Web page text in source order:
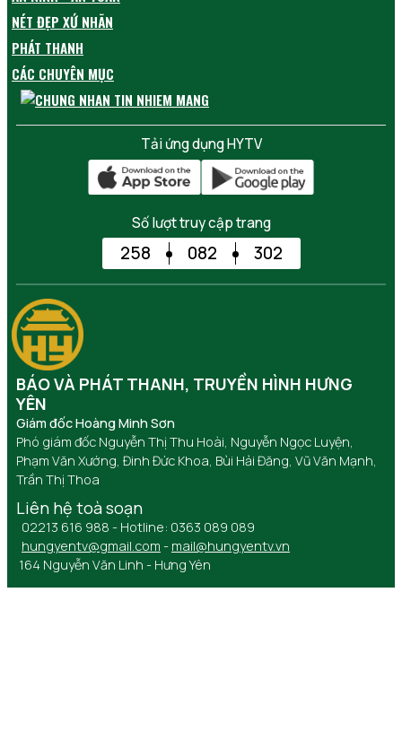
NÉT ĐẸP XỨ NHÃN
PHÁT THANH
CÁC CHUYÊN MỤC
Tải ứng dụng HYTV
Số lượt truy cập trang
258 082 302
BÁO VÀ PHÁT THANH, TRUYỀN HÌNH HƯNG
YÊN
Giám đốc Hoàng Minh Sơn
Phó giám đốc Nguyễn Thị Thu Hoài, Nguyễn Ngọc Luyện,
Phạm Văn Xướng, Đinh Đức Khoa, Bùi Hải Đăng, Vũ Văn Mạnh,
Trần Thị Thoa
Liên hệ toà soạn
02213 616 988 - Hotline: 0363 089 089
hungyentv@gmail.com - mail@hungyentv.vn
164 Nguyễn Văn Linh - Hưng Yên